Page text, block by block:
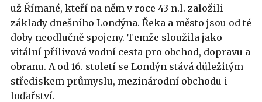
už Římané, kteří na něm v roce 43 n.l. založili
základy dnešního Londýna. Řeka a město jsou od té
doby neodlučně spojeny. Temže sloužila jako
vitální přílivová vodní cesta pro obchod, dopravu a
obranu. A od 16. století se Londýn stává důležitým
střediskem průmyslu, mezinárodní obchodu i
loďařství.